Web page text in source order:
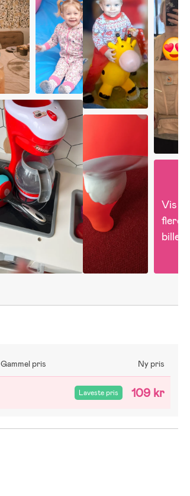
Vis
flere
Gammel pris Ny pris
Laveste pris 109 kr